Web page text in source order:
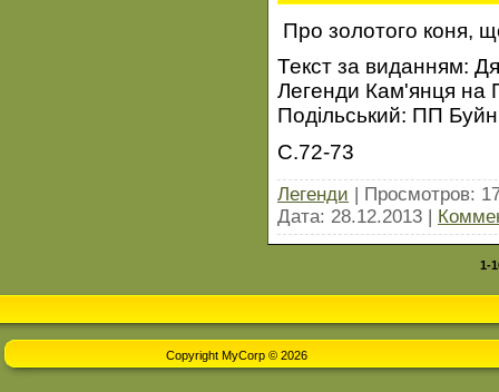
Про золотого коня,
Текст за виданням:
Легенди Кам'янця на
Подільський: ПП
С.72-73
Легенди | Просмотров:
Дата: 28.12.2013 |
1-
Copyright MyCorp © 2026